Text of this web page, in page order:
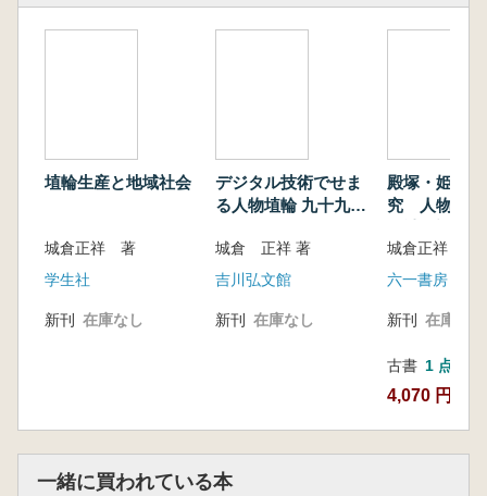
力の中枢である京師・陪京を頂点とし、東では
揚州城などの海港型、西では砕葉城など内陸型
の交易商業都市が、それぞれ異なる機能と構造
を持って展開した点を論じた。
第3章では正門、第4章では正殿の遺構に注目
周辺国が造営した都城との国際的な比較を行っ
た。分析によって、唐王朝の国家的儀礼の舞台
影響を与えた点が明らかになった。これは、唐
皇帝の主催する国家的儀礼に各国使節が参加す
ることで得た情報に基づき、その舞台空間が模
倣対象となった点を示唆している。特に、唐帝
埴輪生産と地域社会
城倉正祥 著
学生社
新刊 在庫なし
デジタル技術でせま
る人物埴輪 九十九里
城倉 正祥 著
吉川弘文館
新刊 在庫なし
殿塚・姫塚
究 人物埴輪
城倉正祥 編
六一書房
新刊 在庫なし
古書 1 点
4,070 円
一緒に買われている本